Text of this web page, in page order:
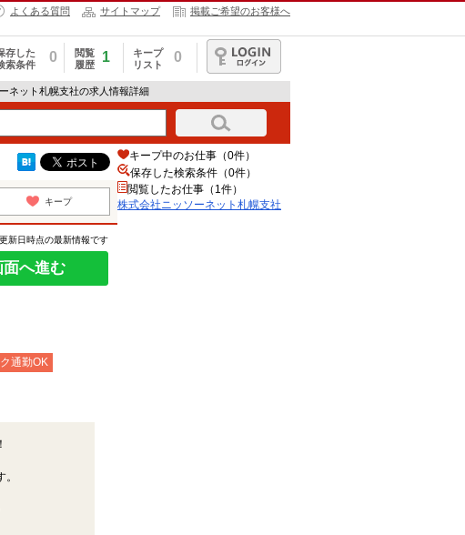
よくある質問 サイトマップ 掲載ご希望のお客様へ
存した
索条件
0
閲覧
履歴
1
キープ
リスト
0
ログイン
ネット札幌支社の求人情報詳細
キープ
新日時点の最新情報です
面へ進む
通勤OK
キープ中のお仕事（0件）
保存した検索条件（0件）
閲覧したお仕事（1件）
株式会社ニッソーネット札幌支社